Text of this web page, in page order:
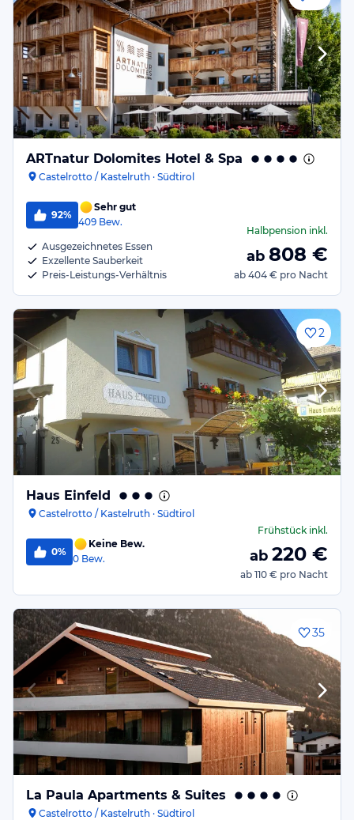
ARTnatur Dolomites Hotel & Spa
Castelrotto / Kastelruth · Südtirol
92%
Sehr gut
409 Bew.
Ausgezeichnetes Essen
Exzellente Sauberkeit
Preis-Leistungs-Verhältnis
Halbpension inkl.
ab 808 €
ab 404 € pro Nacht
2
Haus Einfeld
Castelrotto / Kastelruth · Südtirol
0%
Keine Bew.
0 Bew.
Frühstückinkl.
ab 220 €
ab 110 € pro Nacht
35
La Paula Apartments & Suites
Castelrotto / Kastelruth · Südtirol